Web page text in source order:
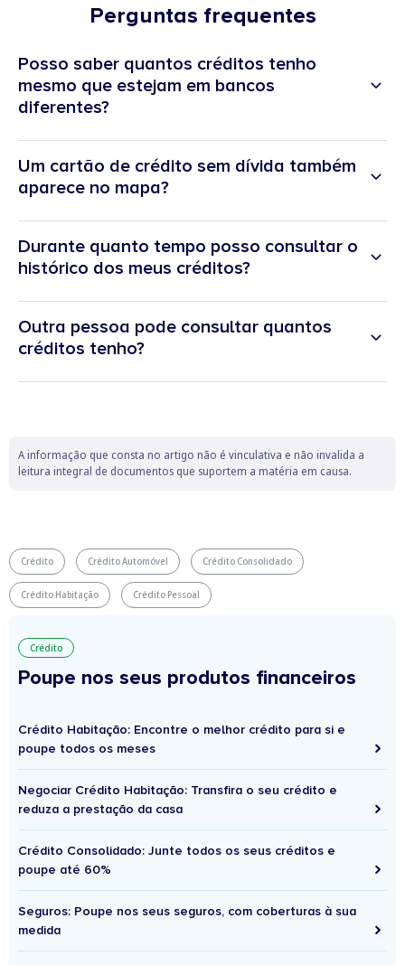
Perguntas frequentes
Posso saber quantos créditos tenho
mesmo que estejam em bancos
diferentes?
Um cartão de crédito sem dívida também
aparece no mapa?
Durante quanto tempo posso consultar o
histórico dos meus créditos?
Outra pessoa pode consultar quantos
créditos tenho?
A informação que consta no artigo não é vinculativa e não invalida a
leitura integral de documentos que suportem a matéria em causa.
Crédito Crédito Automóvel Crédito Consolidado
Crédito Habitação Crédito Pessoal
Crédito
Poupe nos seus produtos financeiros
Crédito Habitação: Encontre o melhor crédito para si e
poupe todos os meses
Negociar Crédito Habitação: Transfira o seu crédito e
reduza a prestação da casa
Crédito Consolidado: Junte todos os seus créditos e
poupe até 60%
Seguros: Poupe nos seus seguros, com coberturas à sua
medida